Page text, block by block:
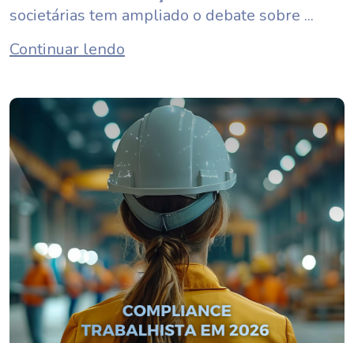
societárias tem ampliado o debate sobre ...
Continuar lendo